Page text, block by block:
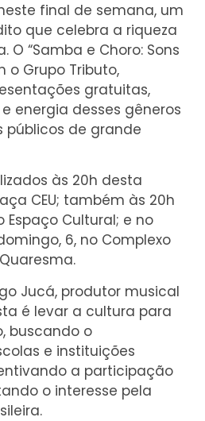
final de semana, um
que celebra a riqueza
O “Samba e Choro: Sons
o Grupo Tributo,
gratuitas,
energia desses gêneros
públicos de grande
às 20h desta
CEU; também às 20h
Espaço Cultural; e no
6, no Complexo
Jucá, produtor musical
é levar a cultura para
buscando o
e instituições
a participação
o interesse pela